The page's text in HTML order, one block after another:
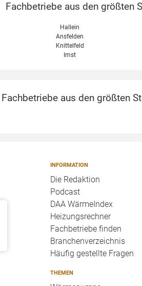
Fachbetriebe aus den größten
Hallein
Ansfelden
Knittelfeld
Imst
Fachbetriebe aus den größten
INFORMATION
Die Redaktion
Podcast
DAA WärmeIndex
Heizungsrechner
Fachbetriebe finden
Branchenverzeichnis
Häufig gestellte Fragen
THEMEN